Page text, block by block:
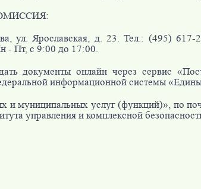
ул. Ярославская, д. 23. Тел.: (495)
- Пт, с 9:00 до 17:00.
документы онлайн через сервис
информационной системы
и муниципальных услуг (функций)», по
управления и комплексной